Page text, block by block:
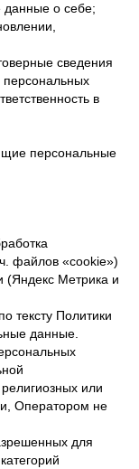
данные о себе;
сведения
персональных
в
персональные
файлов «cookie»)
(Яндекс Метрика и
тексту Политики
данные.
или
Оператором не
для